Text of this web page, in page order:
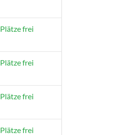
Plätze frei
Plätze frei
Plätze frei
Plätze frei